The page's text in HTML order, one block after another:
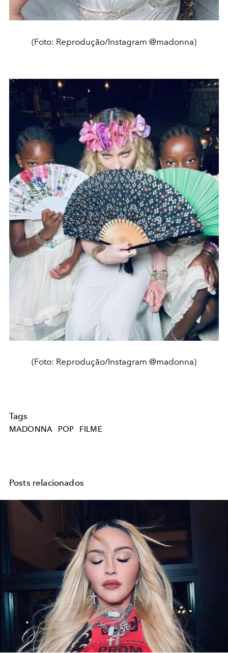
(Foto: Reprodução/Instagram @madonna)
(Foto: Reprodução/Instagram @madonna)
Tags
MADONNA POP FILME
Posts relacionados